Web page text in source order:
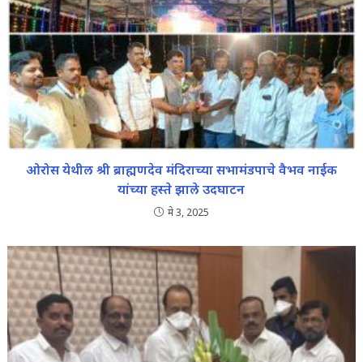
ओरोस येथील श्री ब्राह्मणदेव मंदिराच्या सभामंडपाचे वैभव नाईक
यांच्या हस्ते झाले उदघाटन
मे 3, 2025